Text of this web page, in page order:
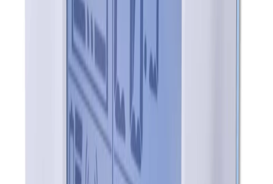
Google Reviews
Rumstermostat W ICS.2 från LK Systems AB med
bakgrundsbelyst display för enkel temperaturavläsning. Utrustad
med självmoduleringsteknik för energieffektivitet och funktioner
som nattsänkning.